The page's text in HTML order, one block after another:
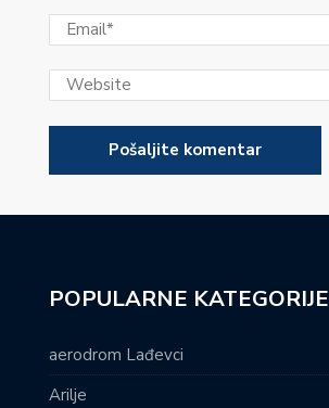
POPULARNE KATEGORIJE
aerodrom Lađevci
Arilje